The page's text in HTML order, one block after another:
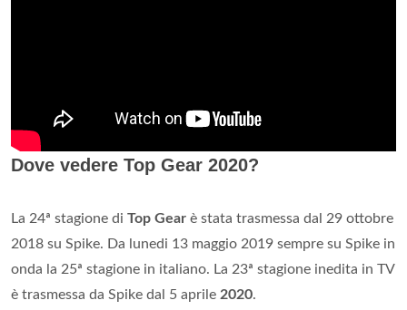
Dove vedere Top Gear 2020?
La 24ª stagione di Top Gear è stata trasmessa dal 29 ottobre
2018 su Spike. Da lunedi 13 maggio 2019 sempre su Spike in
onda la 25ª stagione in italiano. La 23ª stagione inedita in TV
è trasmessa da Spike dal 5 aprile 2020.